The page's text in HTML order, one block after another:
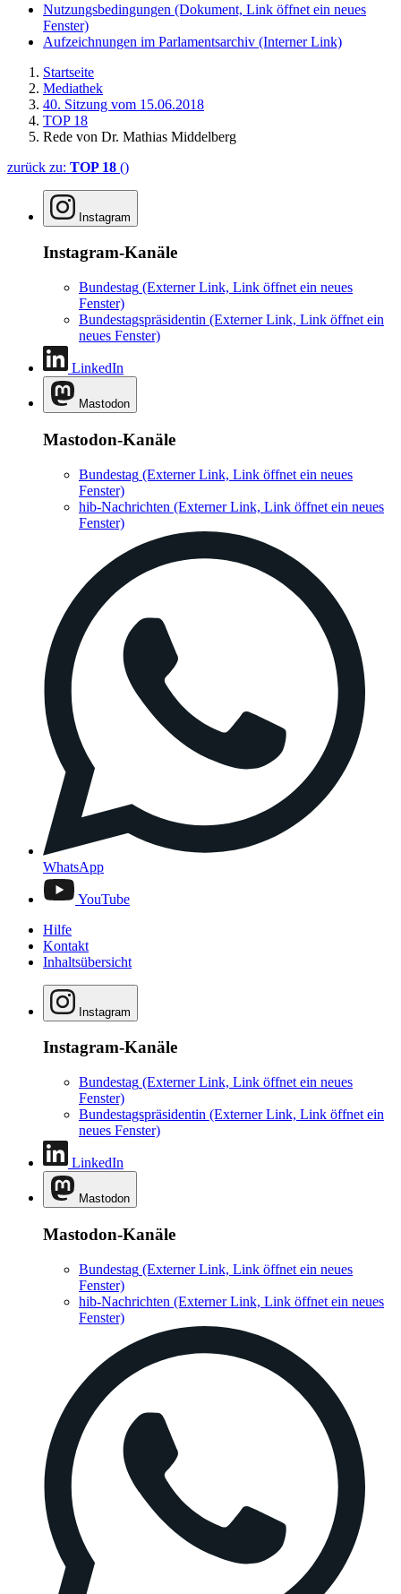
Nutzungsbedingungen (Dokument, Link öffnet ein neues
Fenster)
Aufzeichnungen im Parlamentsarchiv (Interner Link)
Startseite
Mediathek
40. Sitzung vom 15.06.2018
TOP 18
Rede von Dr. Mathias Middelberg
zurück zu: TOP 18 ()
Instagram
Instagram-Kanäle
Bundestag (Externer Link, Link öffnet ein neues
Fenster)
Bundestagspräsidentin (Externer Link, Link öffnet ein
neues Fenster)
LinkedIn
Mastodon
Mastodon-Kanäle
Bundestag (Externer Link, Link öffnet ein neues
Fenster)
hib-Nachrichten (Externer Link, Link öffnet ein neues
Fenster)
WhatsApp
YouTube
Hilfe
Kontakt
Inhaltsübersicht
Instagram
Instagram-Kanäle
Bundestag (Externer Link, Link öffnet ein neues
Fenster)
Bundestagspräsidentin (Externer Link, Link öffnet ein
neues Fenster)
LinkedIn
Mastodon
Mastodon-Kanäle
Bundestag (Externer Link, Link öffnet ein neues
Fenster)
hib-Nachrichten (Externer Link, Link öffnet ein neues
Fenster)